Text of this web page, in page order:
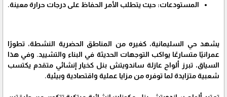
المستودعات: حيث يتطلب الأمر الحفاظ على درجات حرارة معينة.
يشهد حي السليمانية، كغيره من المناطق الحضرية النشطة، تطورًا
عمرانيًا متسارعًا يواكب التوجهات الحديثة في البناء والتشييد. وفي هذا
السياق، تبرز ألواح عازلة ساندويتش بنل كخيار إنشائي متقدم يكتسب
شعبية متزايدة لما توفره من مزايا عملية واقتصادية وبيئية.